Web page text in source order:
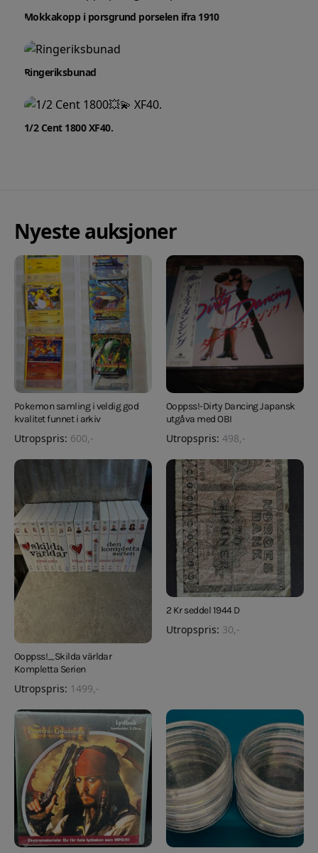
Mokkakopp i porsgrund porselen ifra 1910
Ringeriksbunad
1/2 Cent 1800XF40.
Nyeste auksjoner
Pokemon samling i veldig god
kvalitet funnet i arkiv
Utropspris: 600,-
Ooppss!-Dirty Dancing Japansk
utgåva med OBI
Utropspris: 498,-
Ooppss!_Skilda världar
Kompletta Serien
Utropspris: 1499,-
2 Kr seddel 1944 D
Utropspris: 30,-